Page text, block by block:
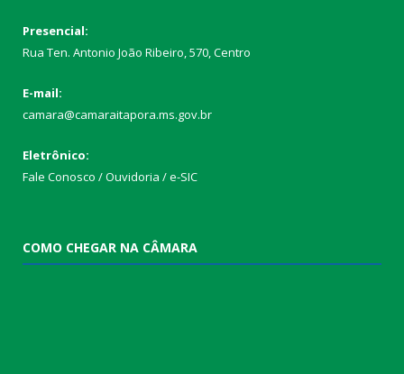
Presencial:
Rua Ten. Antonio João Ribeiro, 570, Centro
E-mail:
camara@camaraitapora.ms.gov.br
Eletrônico:
Fale Conosco / Ouvidoria / e-SIC
COMO CHEGAR NA CÂMARA